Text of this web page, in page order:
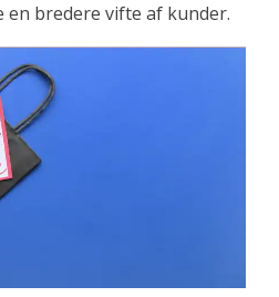
bredere vifte af kunder.